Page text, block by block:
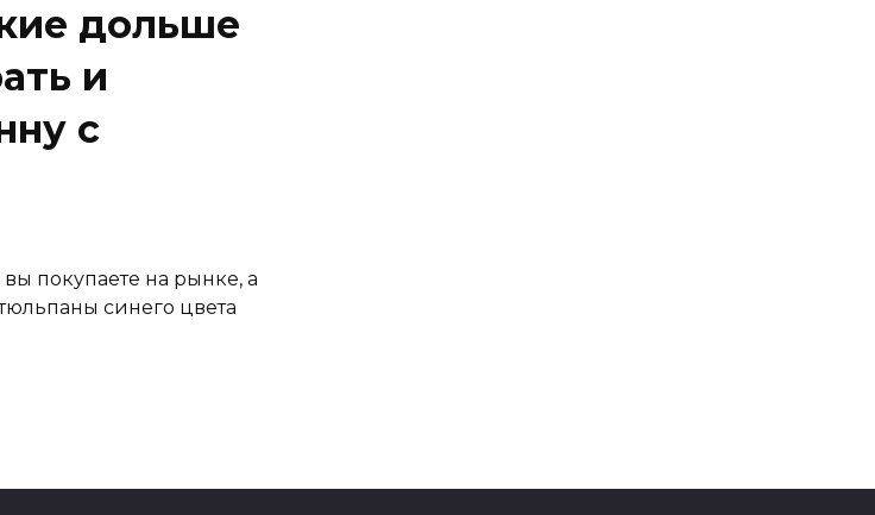
дольше
и
с
покупаете на рынке, а
синего цвета